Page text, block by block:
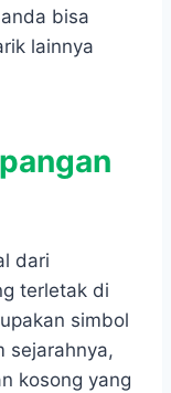
bisa
lainnya
dari
terletak di
simbol
sejarahnya,
kosong yang